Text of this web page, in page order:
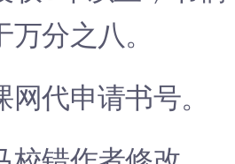
分之八。
代申请书号。